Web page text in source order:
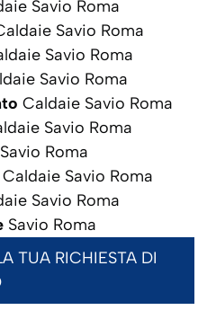
Savio Roma
Savio Roma
Savio Roma
Savio Roma
Caldaie Savio Roma
Savio Roma
Roma
Caldaie Savio Roma
Savio Roma
Savio Roma
TUA RICHIESTA DI